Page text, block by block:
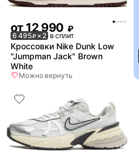
от 12 990 ₽
6 495₽× 2 в сплит
Кроссовки Nike Dunk Low
"Jumpman Jack" Brown
White
Можно вернуть